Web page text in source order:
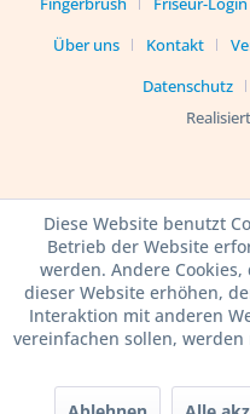
Über uns
Kontakt
Datenschutz
Diese Website benutzt
Betrieb der Website
werden. Andere
dieser Website erhöhen,
Interaktion mit anderen
vereinfachen sollen,